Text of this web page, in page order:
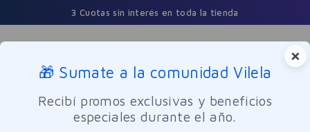
3 Cuotas sin interés en toda la tienda
Buscar
×
🎁 Sumate a la comunidad Vilela
Recibí promos exclusivas y beneficios
especiales durante el año.